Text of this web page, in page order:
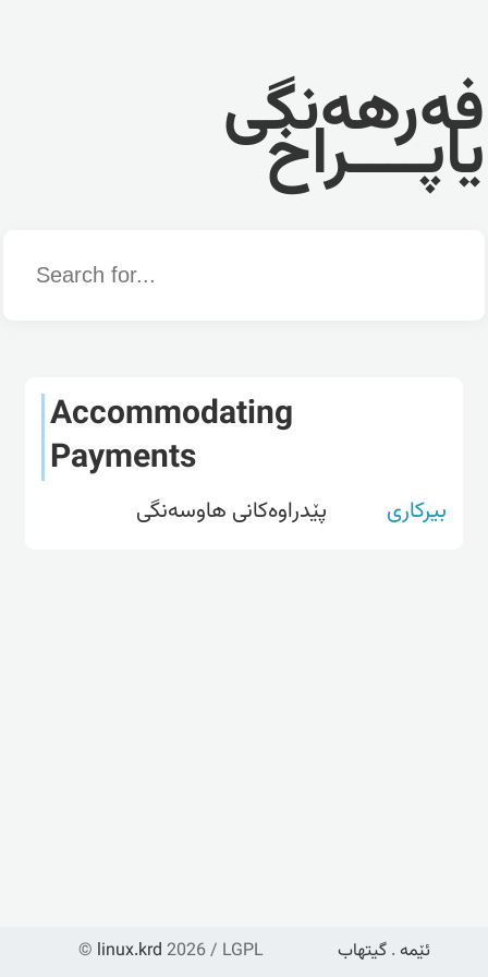
فەرهەنگی
یاپــــراخ
Word
Accommodating
Payments
بیرکاری پێدراوەکانی هاوسەنگی
© linux.krd 2026 / LGPL ئێمە . گیتهاب